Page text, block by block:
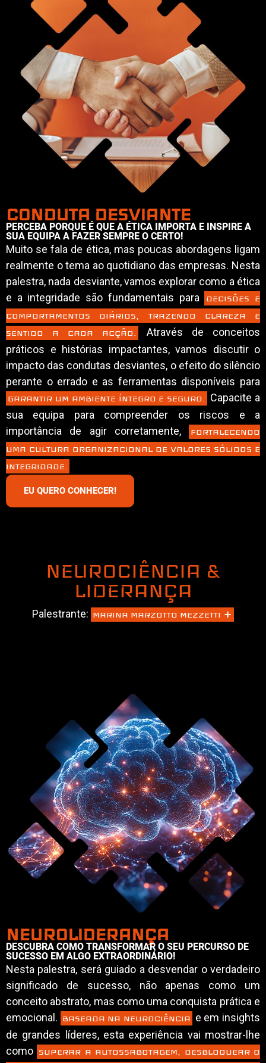
CONDUTA DESVIANTE
PERCEBA PORQUE É QUE A ÉTICA IMPORTA E INSPIRE A
SUA EQUIPA A FAZER SEMPRE O CERTO!
Muito se fala de ética, mas poucas abordagens ligam
realmente o tema ao quotidiano das empresas. Nesta
palestra, nada desviante, vamos explorar como a ética
e a integridade são fundamentais para
DECISÕES E
COMPORTAMENTOS DIÁRIOS, TRAZENDO CLAREZA E
SENTIDO A CADA ACÇÃO.
Através de conceitos
práticos e histórias impactantes, vamos discutir o
impacto das condutas desviantes, o efeito do silêncio
perante o errado e as ferramentas disponíveis para
GARANTIR UM AMBIENTE ÍNTEGRO E SEGURO.
Capacite a
sua equipa para compreender os riscos e a
importância de agir corretamente,
FORTALECENDO
UMA CULTURA ORGANIZACIONAL DE VALORES SÓLIDOS E
INTEGRIDADE.
EU QUERO CONHECER!
NEUROCIÊNCIA &
LIDERANÇA
Palestrante: MARINA MARZOTTO MEZZETTI +
NEUROLIDERANÇA
DESCUBRA COMO TRANSFORMAR O SEU PERCURSO DE
SUCESSO EM ALGO EXTRAORDINÁRIO!
Nesta palestra, será guiado a desvendar o verdadeiro
significado de sucesso, não apenas como um
conceito abstrato, mas como uma conquista prática e
emocional. BASEADA NA NEUROCIÊNCIA e em insights
de grandes líderes, esta experiência vai mostrar-lhe
como SUPERAR A AUTOSSABOTAGEM, DESBLOQUEAR O